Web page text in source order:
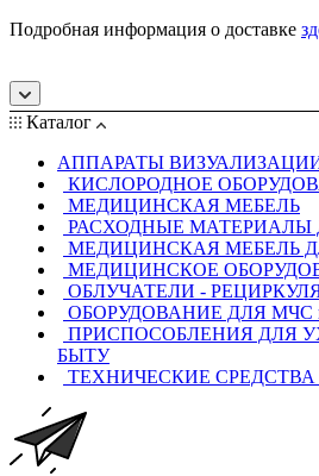
Подробная информация о доставке
Каталог
АППАРАТЫ
КИСЛОРОДНОЕ
МЕДИЦИНСКАЯ МЕБЕЛЬ
РАСХОДНЫЕ МАТЕРИАЛЫ
МЕДИЦИНСКАЯ МЕБЕЛЬ
МЕДИЦИНСКОЕ
ОБЛУЧАТЕЛИ -
ОБОРУДОВАНИЕ ДЛЯ МЧС
ПРИСПОСОБЛЕНИЯ ДЛЯ
БЫТУ
ТЕХНИЧЕСКИЕ